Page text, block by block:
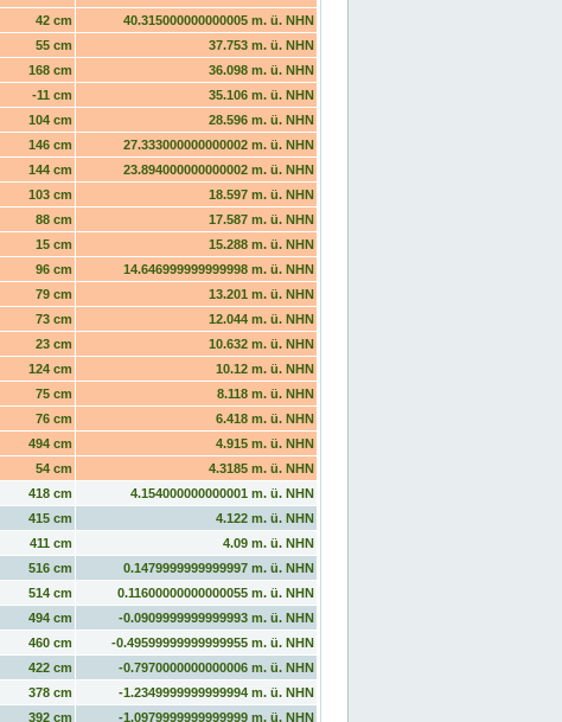
42 cm
40.315000000000005 m. ü. NHN
55 cm
37.753 m. ü. NHN
168 cm
36.098 m. ü. NHN
-11 cm
35.106 m. ü. NHN
104 cm
28.596 m. ü. NHN
146 cm
27.333000000000002 m. ü. NHN
144 cm
23.894000000000002 m. ü. NHN
103 cm
18.597 m. ü. NHN
88 cm
17.587 m. ü. NHN
15 cm
15.288 m. ü. NHN
96 cm
14.646999999999998 m. ü. NHN
79 cm
13.201 m. ü. NHN
73 cm
12.044 m. ü. NHN
23 cm
10.632 m. ü. NHN
124 cm
10.12 m. ü. NHN
75 cm
8.118 m. ü. NHN
76 cm
6.418 m. ü. NHN
494 cm
4.915 m. ü. NHN
54 cm
4.3185 m. ü. NHN
418 cm
4.154000000000001 m. ü. NHN
415 cm
4.122 m. ü. NHN
411 cm
4.09 m. ü. NHN
516 cm
0.1479999999999997 m. ü. NHN
514 cm
0.11600000000000055 m. ü. NHN
494 cm
-0.0909999999999993 m. ü. NHN
460 cm
-0.49599999999999955 m. ü. NHN
422 cm
-0.7970000000000006 m. ü. NHN
378 cm
-1.2349999999999994 m. ü. NHN
392 cm
-1.0979999999999999 m. ü. NHN